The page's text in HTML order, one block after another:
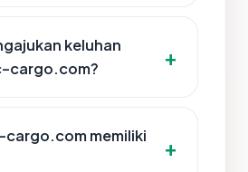
keluhan
cargo.com?
cargo.com memiliki